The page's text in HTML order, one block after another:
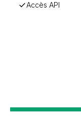
Accès API